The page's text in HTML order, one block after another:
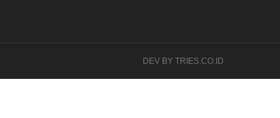
DEV BY TRIES.CO.ID